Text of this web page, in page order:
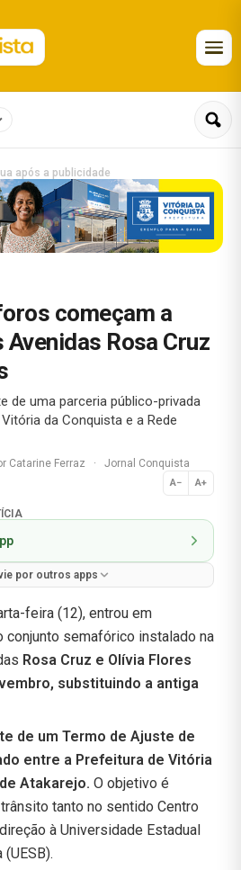
após a publicidade
começam a
Rosa Cruz
de uma parceria público-privada
da Conquista e a Rede
Catarine Ferraz · Jornal Conquista
A− A+
Normal
por outros apps
feira (12), entrou em
conjunto semafórico instalado na
Rosa Cruz e Olívia Flores
substituindo a antiga
de um Termo de Ajuste de
entre a Prefeitura de Vitória
Atakarejo. O objetivo é
tanto no sentido Centro
à Universidade Estadual